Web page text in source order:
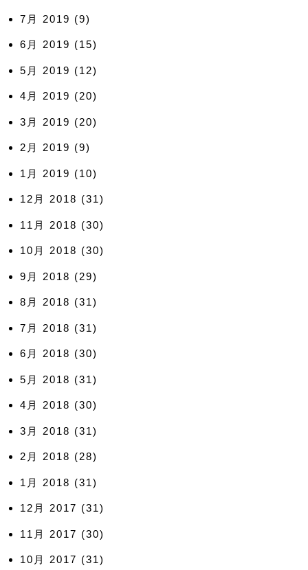
7月 2019 (9)
6月 2019 (15)
5月 2019 (12)
4月 2019 (20)
3月 2019 (20)
2月 2019 (9)
1月 2019 (10)
12月 2018 (31)
11月 2018 (30)
10月 2018 (30)
9月 2018 (29)
8月 2018 (31)
7月 2018 (31)
6月 2018 (30)
5月 2018 (31)
4月 2018 (30)
3月 2018 (31)
2月 2018 (28)
1月 2018 (31)
12月 2017 (31)
11月 2017 (30)
10月 2017 (31)